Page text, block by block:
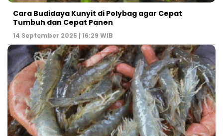
Cara Budidaya Kunyit di Polybag agar Cepat
Tumbuh dan Cepat Panen
14 September 2025 | 16:29 WIB